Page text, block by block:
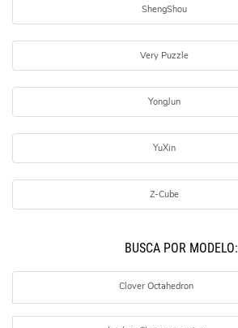
ShengShou
Very Puzzle
YongJun
YuXin
Z-Cube
BUSCÁ POR MODELO:
Clover Octahedron